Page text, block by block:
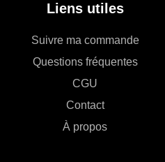
Liens utiles
Suivre ma commande
Questions fréquentes
CGU
Contact
À propos